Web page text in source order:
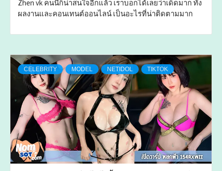
Zhen vk คนนี้ก็น่าสนใจอีกแล้ว เราบอกได้เลยว่าเด็ดมาก ทั้ง
ผลงานและคอนเทนต์ออนไลน์ เป็นอะไรที่น่าติดตามมาก
CELEBRITY MODEL NETIDOL TIKTOK